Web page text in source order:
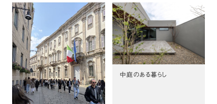
中庭のある暮らし